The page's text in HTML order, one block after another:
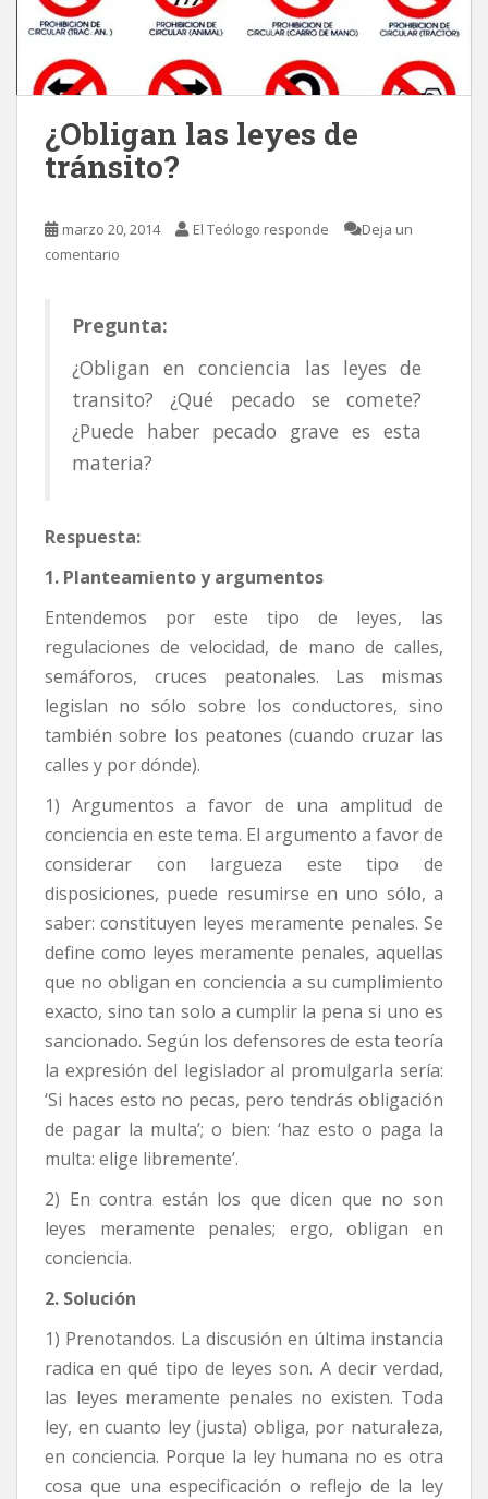
¿Obligan las leyes de
tránsito?
marzo 20, 2014 El Teólogo responde
Deja un
comentario
Pregunta:
¿Obligan en conciencia las leyes de
transito? ¿Qué pecado se comete?
¿Puede haber pecado grave es esta
materia?
Respuesta:
1. Planteamiento y argumentos
Entendemos por este tipo de leyes, las
regulaciones de velocidad, de mano de calles,
semáforos, cruces peatonales. Las mismas
legislan no sólo sobre los conductores, sino
también sobre los peatones (cuando cruzar las
calles y por dónde).
1) Argumentos a favor de una amplitud de
conciencia en este tema. El argumento a favor de
considerar con largueza este tipo de
disposiciones, puede resumirse en uno sólo, a
saber: constituyen leyes meramente penales. Se
define como leyes meramente penales, aquellas
que no obligan en conciencia a su cumplimiento
exacto, sino tan solo a cumplir la pena si uno es
sancionado. Según los defensores de esta teoría
la expresión del legislador al promulgarla sería:
‘Si haces esto no pecas, pero tendrás obligación
de pagar la multa’; o bien: ‘haz esto o paga la
multa: elige libremente’.
2) En contra están los que dicen que no son
leyes meramente penales; ergo, obligan en
conciencia.
2. Solución
1) Prenotandos. La discusión en última instancia
radica en qué tipo de leyes son. A decir verdad,
las leyes meramente penales no existen. Toda
ley, en cuanto ley (justa) obliga, por naturaleza,
en conciencia. Porque la ley humana no es otra
cosa que una especificación o reflejo de la ley